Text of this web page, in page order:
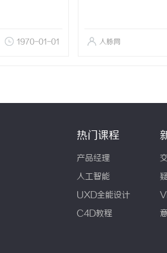
1970-01-01 人脉网
热门课程
产品经理
人工智能
UXD全能设计
C4D教程